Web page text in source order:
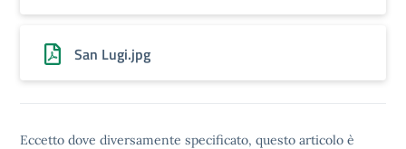
San Lugi.jpg
Eccetto dove diversamente specificato, questo articolo è